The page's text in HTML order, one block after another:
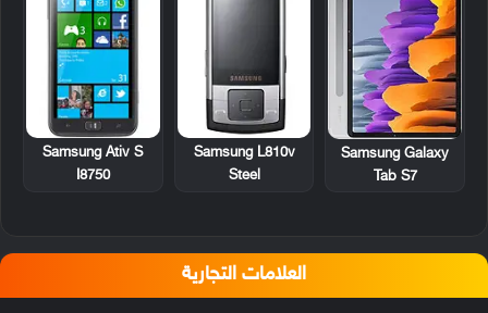
Samsung Galaxy
Tab S7
Samsung L810v
Steel
Samsung Ativ S
I8750
العلامات التجارية